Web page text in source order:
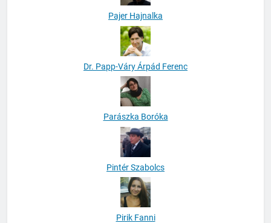
Pajer Hajnalka
Dr. Papp-Váry Árpád Ferenc
Parászka Boróka
Pintér Szabolcs
Pirik Fanni